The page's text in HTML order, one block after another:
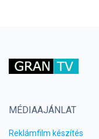
MÉDIAAJÁNLAT
Reklámfilm készítés